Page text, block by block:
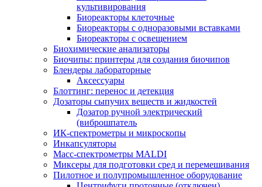
культивирования
Биореакторы клеточные
Биореакторы с одноразовыми вставками
Биореакторы с освещением
Биохимические анализаторы
Биочипы: принтеры для создания биочипов
Блендеры лабораторные
Аксессуары
Блоттинг: перенос и детекция
Дозаторы сыпучих веществ и жидкостей
Дозатор ручной электрический
(виброшпатель
ИК-спектрометры и микроскопы
Инкапсуляторы
Масс-спектрометры MALDI
Миксеры для подготовки сред и перемешивания
Пилотное и полупромышленное оборудование